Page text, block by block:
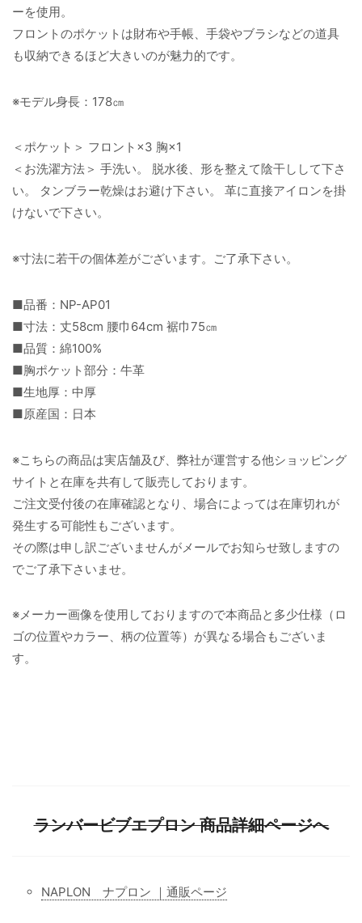
ーを使用。
フロントのポケットは財布や手帳、手袋やブラシなどの道具
も収納できるほど大きいのが魅力的です。
※モデル身長：178㎝
＜ポケット＞ フロント×3 胸×1
＜お洗濯方法＞ 手洗い。 脱水後、形を整えて陰干しして下さ
い。 タンブラー乾燥はお避け下さい。 革に直接アイロンを掛
けないで下さい。
※寸法に若干の個体差がございます。ご了承下さい。
■品番：NP-AP01
■寸法：丈58cm 腰巾64cm 裾巾75㎝
■品質：綿100%
■胸ポケット部分：牛革
■生地厚：中厚
■原産国：日本
※こちらの商品は実店舗及び、弊社が運営する他ショッピング
サイトと在庫を共有して販売しております。
ご注文受付後の在庫確認となり、場合によっては在庫切れが
発生する可能性もございます。
その際は申し訳ございませんがメールでお知らせ致しますの
でご了承下さいませ。
※メーカー画像を使用しておりますので本商品と多少仕様（ロ
ゴの位置やカラー、柄の位置等）が異なる場合もございま
す。
ランバービブエプロン 商品詳細ページへ
NAPLON ナプロン ｜通販ページ